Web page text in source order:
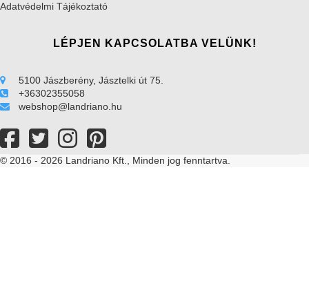
Adatvédelmi Tájékoztató
LÉPJEN KAPCSOLATBA VELÜNK!
5100 Jászberény, Jásztelki út 75.
+36302355058
webshop@landriano.hu
© 2016 - 2026 Landriano Kft., Minden jog fenntartva.